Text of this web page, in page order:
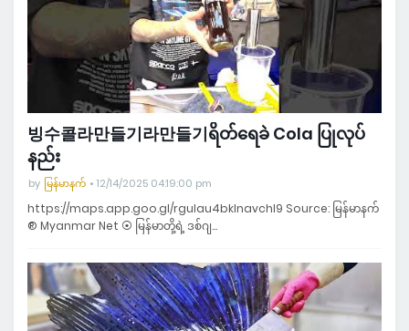
빙수콜라만들기라만들기ရိတ်ရေခဲ Cola ပြုလုပ်
နည်း
by မြန်မာနက် 12/14/2025 04:19:00 pm
https://maps.app.goo.gl/rgulau4bklnavchl9 Source: မြန်မာနက်
® Myanmar Net ⦿ မြန်မာတို့ရဲ့ ဒစ်ဂျ…